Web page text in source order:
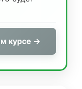
курсе →